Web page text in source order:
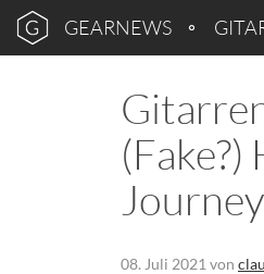
GEARNEWS
08. Juli 2021 von